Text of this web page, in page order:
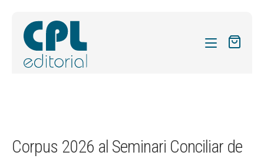
el
FORMES
Corpus 2026 al Seminari Conciliar de